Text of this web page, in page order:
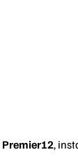
Premier12,